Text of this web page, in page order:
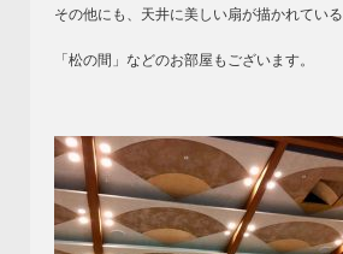
その他にも、天井に美しい扇が描かれている
「松の間」などのお部屋もございます。